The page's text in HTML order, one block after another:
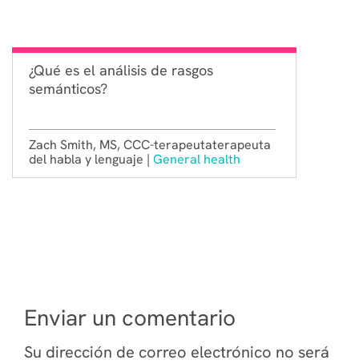
¿Qué es el análisis de rasgos
semánticos?
Zach Smith, MS, CCC-terapeutaterapeuta
del habla y lenguaje | General health
Enviar un comentario
Su dirección de correo electrónico no será